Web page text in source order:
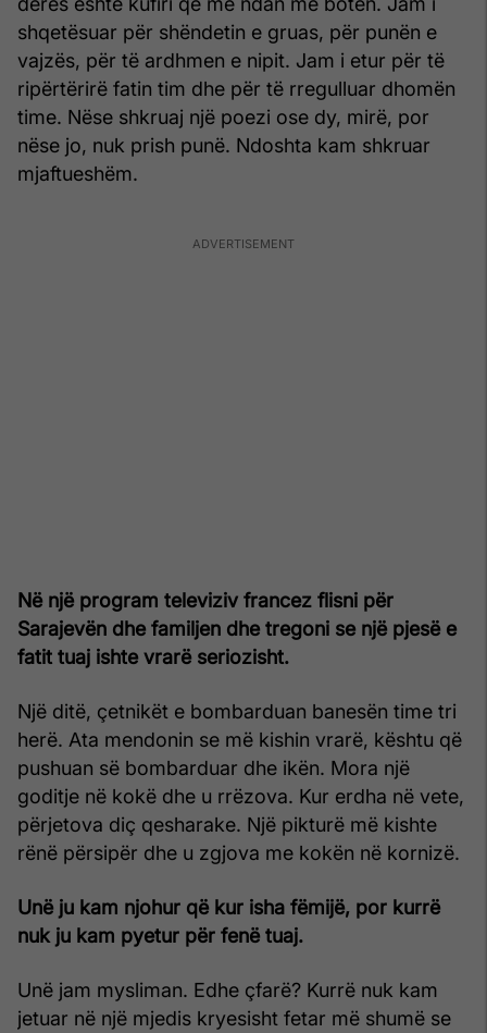
shqetësuar për shëndetin e gruas, për punën e
vajzës, për të ardhmen e nipit. Jam i etur për të
ripërtërirë fatin tim dhe për të rregulluar dhomën
time. Nëse shkruaj një poezi ose dy, mirë, por
nëse jo, nuk prish punë. Ndoshta kam shkruar
mjaftueshëm.
Në një program televiziv francez flisni për
Sarajevën dhe familjen dhe tregoni se një pjesë e
fatit tuaj ishte vrarë seriozisht.
Një ditë, çetnikët e bombarduan banesën time tri
herë. Ata mendonin se më kishin vrarë, kështu që
pushuan së bombarduar dhe ikën. Mora një
goditje në kokë dhe u rrëzova. Kur erdha në vete,
përjetova diç qesharake. Një pikturë më kishte
rënë përsipër dhe u zgjova me kokën në kornizë.
Unë ju kam njohur që kur isha fëmijë, por kurrë
nuk ju kam pyetur për fenë tuaj.
Unë jam mysliman. Edhe çfarë? Kurrë nuk kam
jetuar në një mjedis kryesisht fetar më shumë se